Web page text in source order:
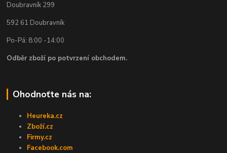
Doubravník 299
592 61 Doubravník
Po-Pá: 8:00 -14:00
Odběr zboží po potvrzení obchodem.
Ohodnoťte nás na:
Heureka.cz
Zboží.cz
Firmy.cz
Facebook.com